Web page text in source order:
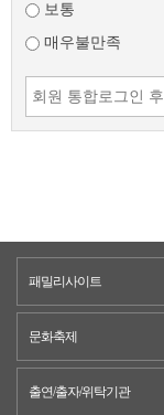
보통
매우불만족
패밀리사이트
문화축제
출연/출자/위탁기관